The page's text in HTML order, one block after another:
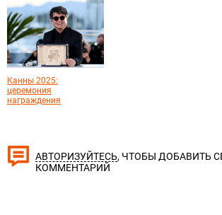
Канны 2025:
церемония
награждения
АВТОРИЗУЙТЕСЬ, ЧТОБЫ ДОБАВИТЬ
КОММЕНТАРИЙ